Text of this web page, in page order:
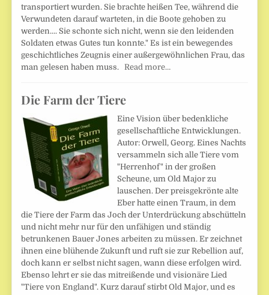
transportiert wurden. Sie brachte heißen Tee, während die
Verwundeten darauf warteten, in die Boote gehoben zu
werden.... Sie schonte sich nicht, wenn sie den leidenden
Soldaten etwas Gutes tun konnte." Es ist ein bewegendes
geschichtliches Zeugnis einer außergewöhnlichen Frau, das
man gelesen haben muss. Read more…
Die Farm der Tiere
Eine Vision über bedenkliche
gesellschaftliche Entwicklungen.
Autor: Orwell, Georg. Eines Nachts
versammeln sich alle Tiere vom
"Herrenhof" in der großen
Scheune, um Old Major zu
lauschen. Der preisgekrönte alte
Eber hatte einen Traum, in dem
die Tiere der Farm das Joch der Unterdrückung abschütteln
und nicht mehr nur für den unfähigen und ständig
betrunkenen Bauer Jones arbeiten zu müssen. Er zeichnet
ihnen eine blühende Zukunft und ruft sie zur Rebellion auf,
doch kann er selbst nicht sagen, wann diese erfolgen wird.
Ebenso lehrt er sie das mitreißende und visionäre Lied
"Tiere von England". Kurz darauf stirbt Old Major, und es